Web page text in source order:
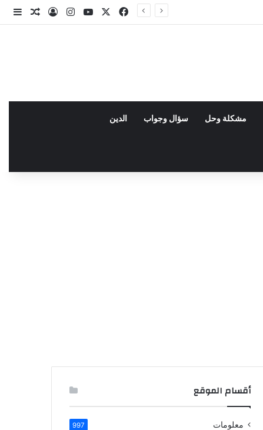
فيسبوك يوتيوبانستقرام
تسجيلمقال
مشكلة وحل سؤال وجواب الدين
أقسام الموقع
معلومات 997